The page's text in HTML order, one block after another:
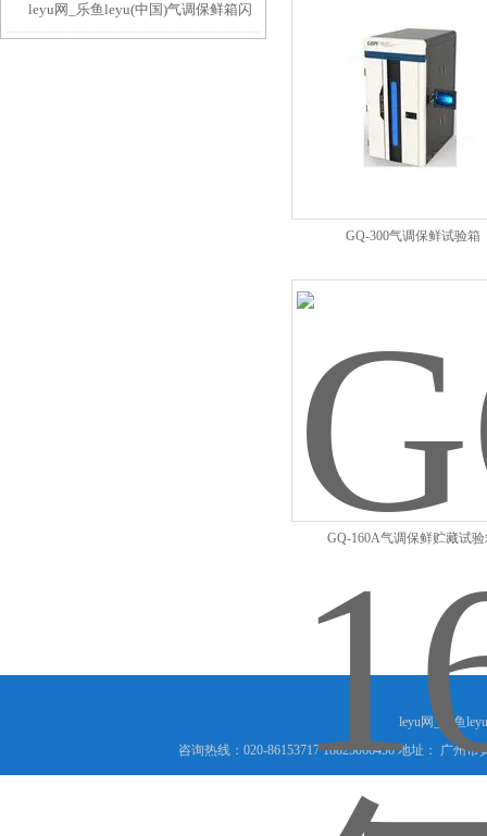
如何维护？
leyu网_乐鱼leyu(中国)气调保鲜箱闪
GQ-300气调保鲜试验箱
GQ-160A气调保鲜贮藏试
leyu网_乐鱼
咨询热线：020-86153717 18825066456 地址： 广州